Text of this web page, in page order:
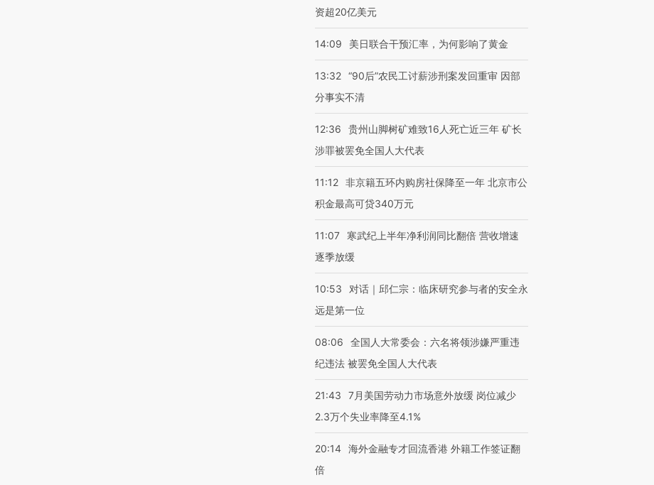
资超20亿美元
14:09 美日联合干预汇率，为何影响了黄金
13:32 “90后”农民工讨薪涉刑案发回重审 因部
分事实不清
12:36
贵州山脚树矿难致16人死亡近三年 矿长
涉罪被罢免全国人大代表
11:12 非京籍五环内购房社保降至一年 北京市公
积金最高可贷340万元
11:07
寒武纪上半年净利润同比翻倍 营收增速
逐季放缓
10:53
对话｜邱仁宗：临床研究参与者的安全永
远是第一位
08:06
全国人大常委会：六名将领涉嫌严重违
纪违法 被罢免全国人大代表
21:43
7月美国劳动力市场意外放缓 岗位减少
2.3万个失业率降至4.1%
20:14 海外金融专才回流香港 外籍工作签证翻
倍